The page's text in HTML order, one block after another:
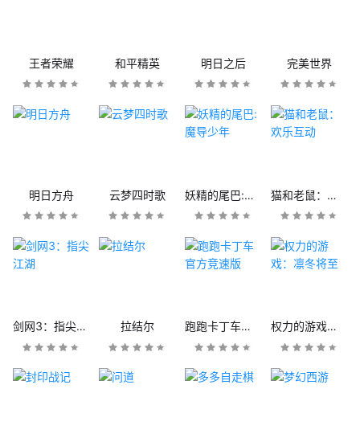
王者荣耀 和平精英 明日之后 完美世界
明日方舟 云梦四时歌 妖精的尾巴:魔导少年 猫和老鼠：欢乐互动
剑网3：指尖江湖 拉结尔 跑跑卡丁车官方竞速版 权力的游戏：凛冬将至